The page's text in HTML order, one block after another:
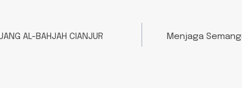
AL-BAHJAH CIANJUR
Menjaga